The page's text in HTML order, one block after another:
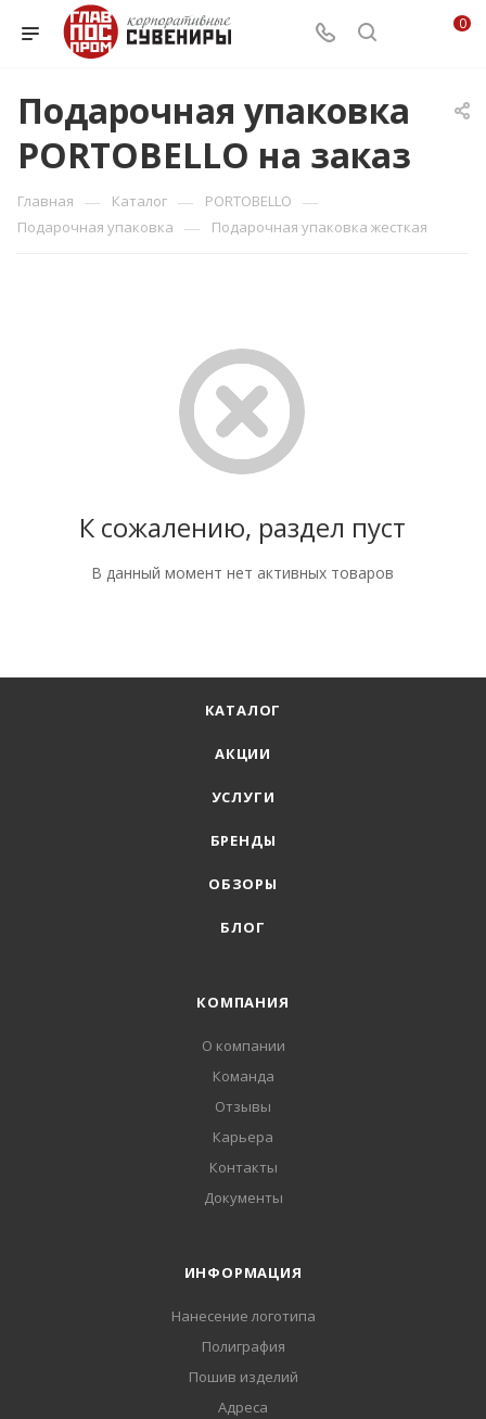
0
Подарочная упаковка
PORTOBELLO на заказ
Главная — Каталог — PORTOBELLO —
Подарочная упаковка — Подарочная упаковка жесткая
К сожалению, раздел пуст
В данный момент нет активных товаров
КАТАЛОГ
АКЦИИ
УСЛУГИ
БРЕНДЫ
ОБЗОРЫ
БЛОГ
КОМПАНИЯ
О компании
Команда
Отзывы
Карьера
Контакты
Документы
ИНФОРМАЦИЯ
Нанесение логотипа
Полиграфия
Пошив изделий
Адреса